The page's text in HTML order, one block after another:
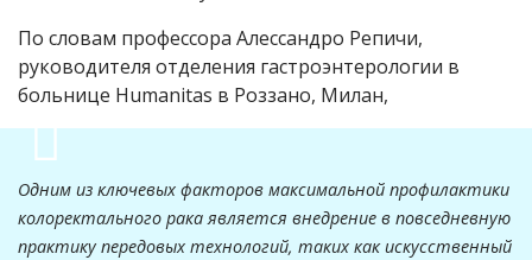
По словам профессора Алессандро Репичи,
руководителя отделения гастроэнтерологии в
больнице Humanitas в Роззано, Милан,
Одним из ключевых факторов максимальной профилактики
колоректального рака является внедрение в повседневную
практику передовых технологий, таких как искусственный